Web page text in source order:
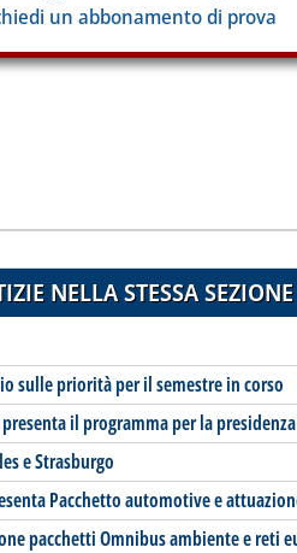
un abbonamento di prova
NELLA STESSA SEZIONE
sulle priorità per il semestre in corso
il programma per la
e Strasburgo
Pacchetto automotive e
pacchetti Omnibus ambiente e reti